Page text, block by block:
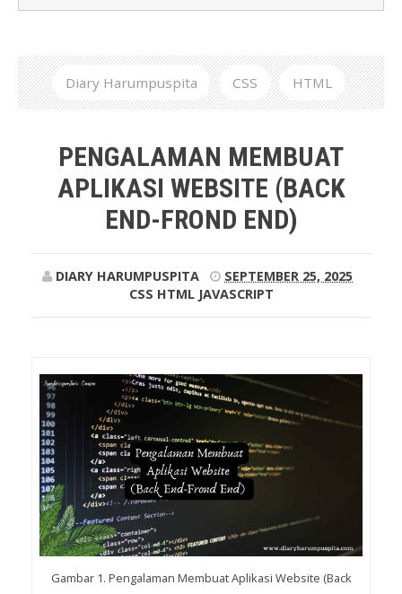
Diary Harumpuspita CSS HTML
Website (Back End-Frond End)
PENGALAMAN MEMBUAT
APLIKASI WEBSITE (BACK
END-FROND END)
DIARY HARUMPUSPITA
SEPTEMBER 25, 2025
CSS HTML JAVASCRIPT
Gambar 1. Pengalaman Membuat Aplikasi Website (Back